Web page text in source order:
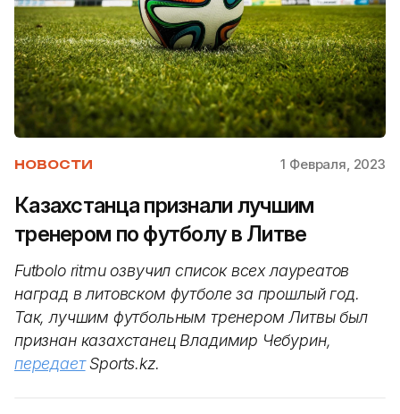
НОВОСТИ 1 Февраля, 2023
Казахстанца признали лучшим
тренером по футболу в Литве
Futbolo ritmu озвучил список всех лауреатов
наград в литовском футболе за прошлый год.
Так, лучшим футбольным тренером Литвы был
признан казахстанец Владимир Чебурин,
передаетSports.kz.